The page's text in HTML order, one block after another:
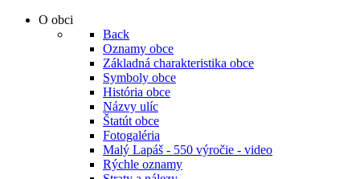
O obci
Back
Oznamy obce
Základná charakteristika obce
Symboly obce
História obce
Názvy ulíc
Štatút obce
Fotogaléria
Malý Lapáš - 550 výročie - video
Rýchle oznamy